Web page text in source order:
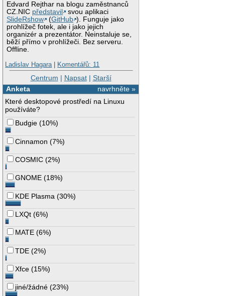
Edvard Rejthar na blogu zaměstnanců
CZ.NIC představil
svou aplikaci
SlideRshow
(GitHub ). Funguje jako
prohlížeč fotek, ale i jako jejich
organizér a prezentátor. Neinstaluje se,
běží přímo v prohlížeči. Bez serveru.
Offline.
Ladislav Hagara| Komentářů: 11
Centrum | Napsat| Starší
navrhněte »
Anketa
Které desktopové prostředí na Linuxu
používáte?
Budgie (10%)
Cinnamon (7%)
COSMIC (2%)
GNOME (18%)
KDE Plasma (30%)
LXQt (6%)
MATE (6%)
TDE (2%)
Xfce (15%)
jiné/žádné (23%)